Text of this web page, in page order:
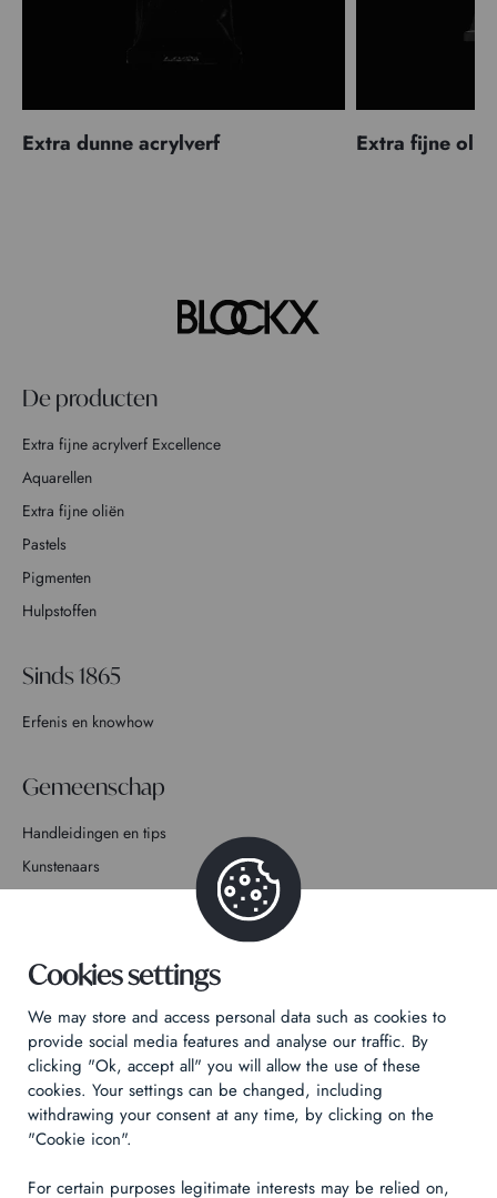
Extra dunne acrylverf Extra fijne
De producten
Extra fijne acrylverf Excellence
Aquarellen
Extra fijne oliën
Pastels
Pigmenten
Hulpstoffen
Sinds 1865
Erfenis en knowhow
Gemeenschap
Handleidingen en tips
Kunstenaars
Contact
Privacybeleid
Juridische informatie
Cookies settings
We may store and access personal data such as cookies to
provide social media features and analyse our traffic. By
clicking "Ok, accept all" you will allow the use of these
cookies. Your settings can be changed, including
withdrawing your consent at any time, by clicking on the
"Cookie icon".
For certain purposes legitimate interests may be relied on,